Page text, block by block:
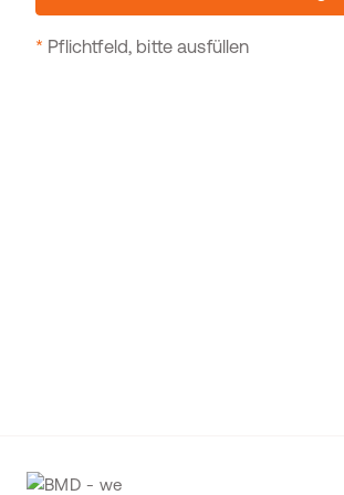
* Pflichtfeld, bitte ausfüllen